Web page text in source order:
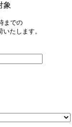
象
までの
いたします。